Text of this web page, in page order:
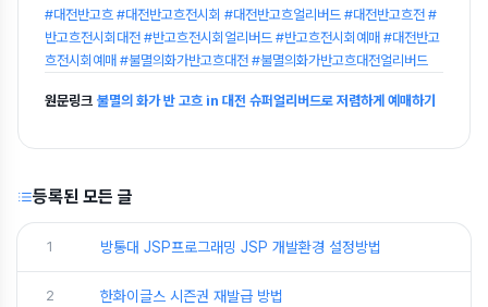
#대전반고흐 #대전반고흐전시회 #대전반고흐얼리버드 #대전반고흐전 #
반고흐전시회대전 #반고흐전시회얼리버드 #반고흐전시회예매 #대전반고
흐전시회예매 #불멸의화가반고흐대전 #불멸의화가반고흐대전얼리버드
원문링크 불멸의 화가 반 고흐 in 대전 슈퍼얼리버드로 저렴하게 예매하기
등록된 모든 글
1 방통대 JSP프로그래밍 JSP 개발환경 설정방법
2 한화이글스 시즌권 재발급 방법